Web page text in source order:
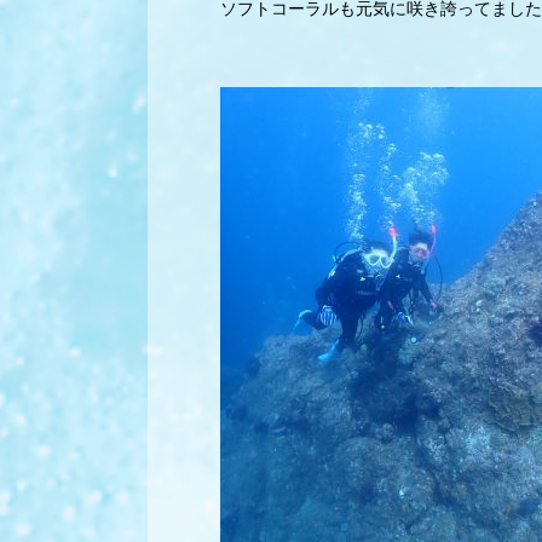
ソフトコーラルも元気に咲き誇ってまし